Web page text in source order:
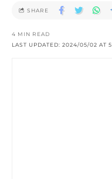
LAST UPDATED: 2024/05/02 AT
4 MIN READ
SHARE